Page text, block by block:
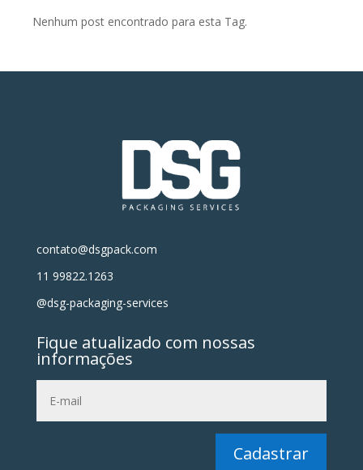
Nenhum post encontrado para esta Tag.
contato@dsgpack.com
11 99822.1263
@dsg-packaging-services
Fique atualizado com nossas
informações
Cadastrar